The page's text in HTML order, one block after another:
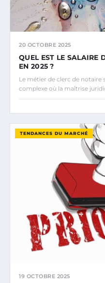
20 OCTOBRE 2025
QUEL EST LE SALAIRE
EN 2025 ?
Le métier de clerc de notaire
complexe où la maîtrise
TENDANCES DU MARCHÉ
19 OCTOBRE 2025